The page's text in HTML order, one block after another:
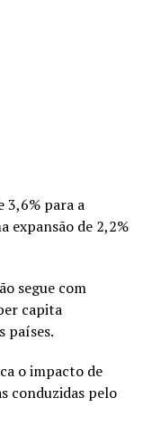
3,6% para a
expansão de 2,2%
segue com
capita
países.
o impacto de
conduzidas pelo